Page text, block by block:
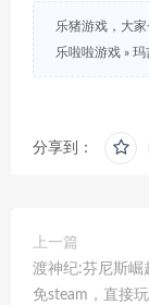
乐猪游戏，大
乐啦啦游戏 » 玛
分享到：
上一篇
渡神纪:芬尼斯崛
免steam，直接